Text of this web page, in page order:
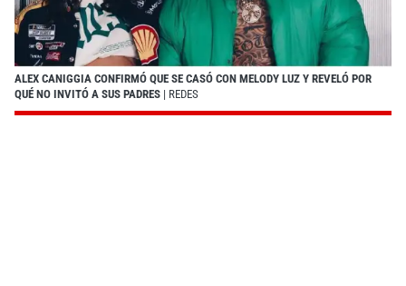
ALEX CANIGGIA CONFIRMÓ QUE SE CASÓ CON MELODY LUZ Y REVELÓ POR
QUÉ NO INVITÓ A SUS PADRES | REDES